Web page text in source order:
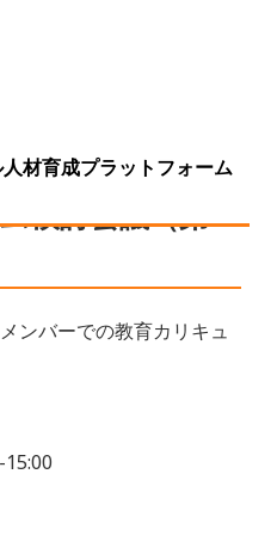
材育成プラットフォーム
検討会議（第5
ンバーでの教育カリキュ